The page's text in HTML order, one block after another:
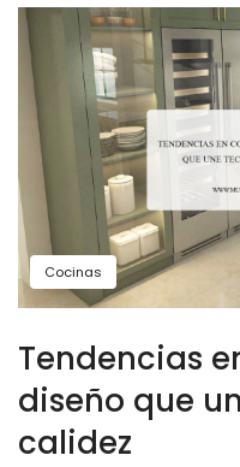
Cocinas
Tendencias
diseño que
calidez